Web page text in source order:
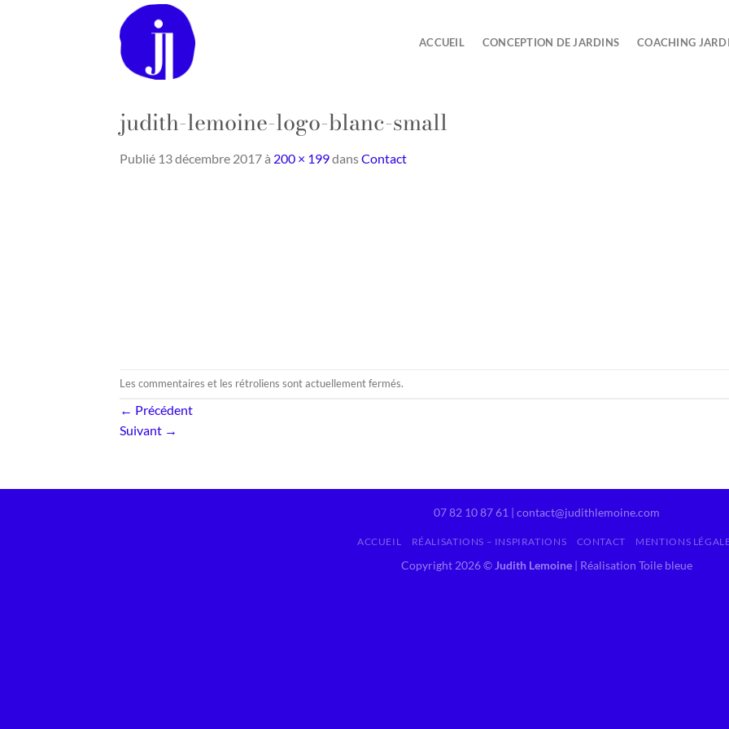
ACCUEIL CONCEPTION DE JARDINS COACHING
judith-lemoine-logo-blanc-small
Publié 13 décembre 2017à 200 × 199dansContact
Les commentaires et les rétroliens sont actuellement fermés.
← Précédent
Suivant →
07 82 10 87 61 | contact@judithlemoine.com
ACCUEIL RÉALISATIONS – INSPIRATIONS CONTACT MENTIONS
Copyright 2026 © Judith Lemoine | Réalisation Toile bleue